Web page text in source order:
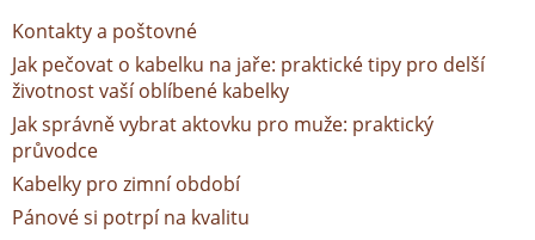
Kontakty a poštovné
Jak pečovat o kabelku na jaře: praktické tipy pro delší
životnost vaší oblíbené kabelky
Jak správně vybrat aktovku pro muže: praktický
průvodce
Kabelky pro zimní období
Pánové si potrpí na kvalitu